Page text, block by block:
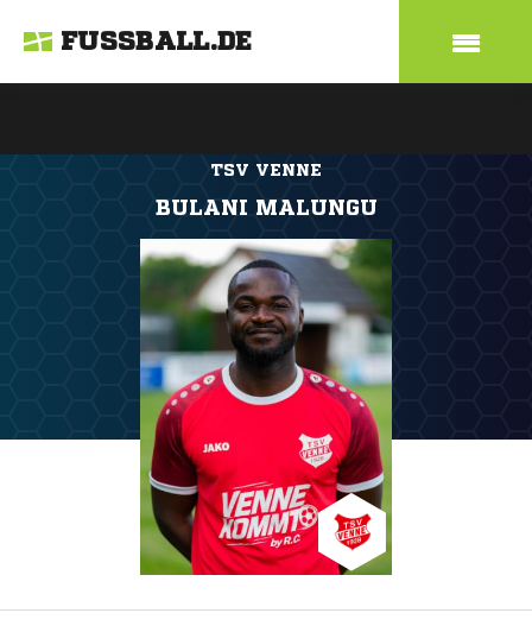
FUSSBALL.DE
TSV VENNE
BULANI MALUNGU